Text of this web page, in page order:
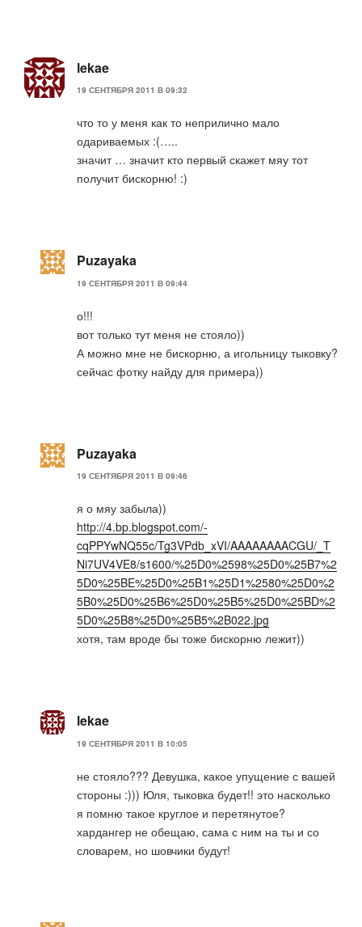
lekae
19 СЕНТЯБРЯ 2011 В 09:32
что то у меня как то неприлично мало
одариваемых :(…..
значит … значит кто первый скажет мяу тот
получит бискорню! :)
Puzayaka
19 СЕНТЯБРЯ 2011 В 09:44
о!!!
вот только тут меня не стояло))
А можно мне не бискорню, а игольницу тыковку?
сейчас фотку найду для примера))
Puzayaka
19 СЕНТЯБРЯ 2011 В 09:46
я о мяу забыла))
http://4.bp.blogspot.com/-
cqPPYwNQ55c/Tg3VPdb_xVI/AAAAAAAACGU/_T
Ni7UV4VE8/s1600/%25D0%2598%25D0%25B7%2
5D0%25BE%25D0%25B1%25D1%2580%25D0%2
5B0%25D0%25B6%25D0%25B5%25D0%25BD%2
5D0%25B8%25D0%25B5%2B022.jpg
хотя, там вроде бы тоже бискорню лежит))
lekae
19 СЕНТЯБРЯ 2011 В 10:05
не стояло??? Девушка, какое упущение с вашей
стороны :))) Юля, тыковка будет!! это насколько
я помню такое круглое и перетянутое?
хардангер не обещаю, сама с ним на ты и со
словарем, но шовчики будут!